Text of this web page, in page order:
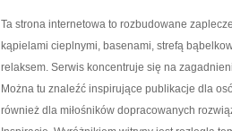
Ta strona internetowa to rozbudowane
kąpielami cieplnymi, basenami, strefą
relaksem. Serwis koncentruje się na
Można tu znaleźć inspirujące publikacje dla
również dla miłośników dopracowanych